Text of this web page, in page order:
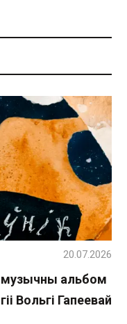
музычны альбом
Вольгі Гапеевай
20.07.2026